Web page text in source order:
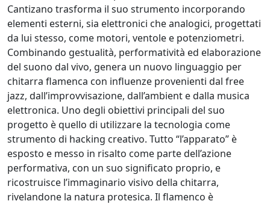
Cantizano trasforma il suo strumento incorporando
elementi esterni, sia elettronici che analogici, progettati
da lui stesso, come motori, ventole e potenziometri.
Combinando gestualità, performatività ed elaborazione
del suono dal vivo, genera un nuovo linguaggio per
chitarra flamenca con influenze provenienti dal free
jazz, dall’improvvisazione, dall’ambient e dalla musica
elettronica. Uno degli obiettivi principali del suo
progetto è quello di utilizzare la tecnologia come
strumento di hacking creativo. Tutto “l’apparato” è
esposto e messo in risalto come parte dell’azione
performativa, con un suo significato proprio, e
ricostruisce l’immaginario visivo della chitarra,
rivelandone la natura protesica. Il flamenco è